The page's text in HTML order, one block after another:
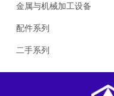
金属与机械加工设备
配件系列
二手系列